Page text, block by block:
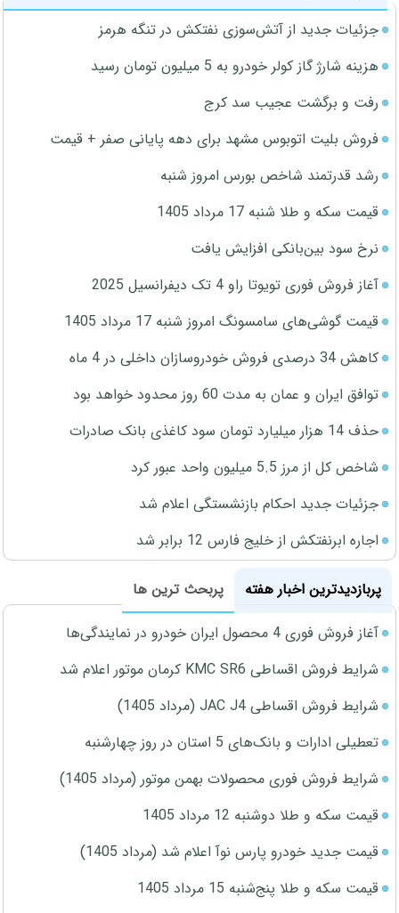
جزئیات جدید از آتش‌سوزی نفتکش در تنگه هرمز
هزینه شارژ گاز کولر خودرو به 5 میلیون تومان رسید
رفت و برگشت عجیب سد کرج
فروش بلیت اتوبوس مشهد برای دهه پایانی صفر + قیمت
رشد قدرتمند شاخص بورس امروز شنبه
قیمت سکه و طلا شنبه 17 مرداد 1405
نرخ سود بین‌بانکی افزایش یافت
آغاز فروش فوری تویوتا راو 4 تک دیفرانسیل 2025
قیمت گوشی‌های سامسونگ امروز شنبه 17 مرداد 1405
کاهش 34 درصدی فروش خودروسازان داخلی در 4 ماه
توافق ایران و عمان به مدت 60 روز محدود خواهد بود
حذف 14 هزار میلیارد تومان سود کاغذی بانک صادرات
شاخص کل از مرز 5.5 میلیون واحد عبور کرد
جزئیات جدید احکام بازنشستگی اعلام شد
اجاره ابرنفتکش از خلیج فارس 12 برابر شد
پربازدیدترین اخبار هفته
پربحث ترین ها
آغاز فروش فوری 4 محصول ایران خودرو در نمایندگی‌ها
شرایط فروش اقساطی KMC SR6 کرمان موتور اعلام شد
شرایط فروش اقساطی JAC J4 (مرداد 1405)
تعطیلی ادارات و بانک‌های 5 استان در روز چهارشنبه
شرایط فروش فوری محصولات بهمن موتور (مرداد 1405)
قیمت سکه و طلا دوشنبه 12 مرداد 1405
قیمت جدید خودرو پارس نوآ اعلام شد (مرداد 1405)
قیمت سکه و طلا پنج‌شنبه 15 مرداد 1405